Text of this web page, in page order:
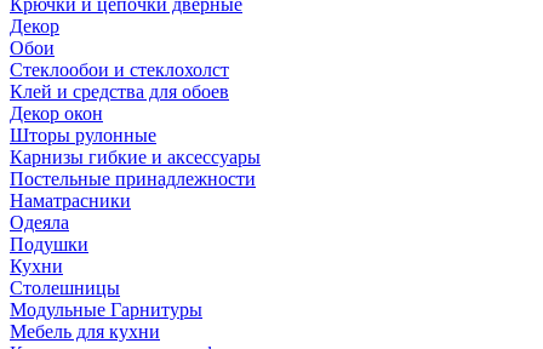
Крючки и цепочки дверные
Декор
Обои
Стеклообои и стеклохолст
Клей и средства для обоев
Декор окон
Шторы рулонные
Карнизы гибкие и аксессуары
Постельные принадлежности
Наматрасники
Одеяла
Подушки
Кухни
Столешницы
Модульные Гарнитуры
Мебель для кухни